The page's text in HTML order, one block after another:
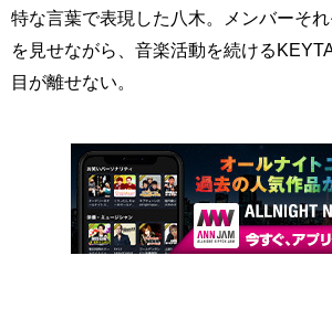
特な言葉で表現した八木。メンバーそ
を見せながら、音楽活動を続ける
目が離せない。